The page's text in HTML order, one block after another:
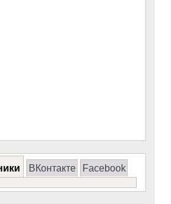
ВКонтакте Facebook